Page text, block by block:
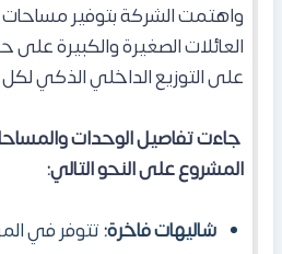
واهتمت الشركة بتوفير مساحات
العائلات الصغيرة والكبيرة
على التوزيع الداخلي الذكي
جاءت تفاصيل الوحدات
المشروع على النحو التالي:
شاليهات فاخرة:تتوفر في